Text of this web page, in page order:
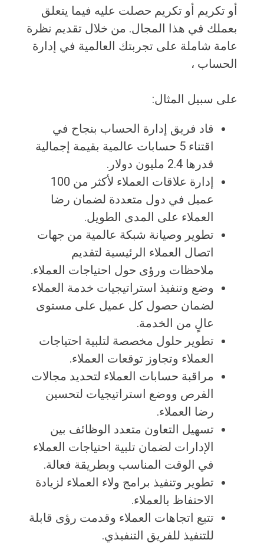
أو تكريم أو تكريم حصلت عليه فيما يتعلق
بعملك في هذا المجال. من خلال تقديم نظرة
عامة شاملة على تجربتك العالمية في إدارة
الحساب ،
على سبيل المثال:
قاد فريق إدارة الحساب بنجاح في
اقتناء 5 حسابات عالمية بقيمة إجمالية
قدرها 2.4 مليون دولار.
إدارة علاقات العملاء لأكثر من 100
عميل في دول متعددة لضمان رضا
العملاء على المدى الطويل.
تطوير وصيانة شبكة عالمية من جهات
اتصال العملاء الرئيسية لتقديم
ملاحظات ورؤى حول احتياجات العملاء.
وضع وتنفيذ استراتيجيات خدمة العملاء
لضمان حصول كل عميل على مستوى
عالٍ من الخدمة.
تطوير حلول مخصصة لتلبية احتياجات
العملاء وتجاوز توقعات العملاء.
مراقبة حسابات العملاء لتحديد مجالات
الفرص ووضع استراتيجيات لتحسين
رضا العملاء.
تسهيل التعاون متعدد الوظائف بين
الإدارات لضمان تلبية احتياجات العملاء
في الوقت المناسب وبطريقة فعالة.
تطوير وتنفيذ برامج ولاء العملاء لزيادة
الاحتفاظ بالعملاء.
تتبع اتجاهات العملاء وقدمت رؤى قابلة
للتنفيذ للفريق التنفيذي.